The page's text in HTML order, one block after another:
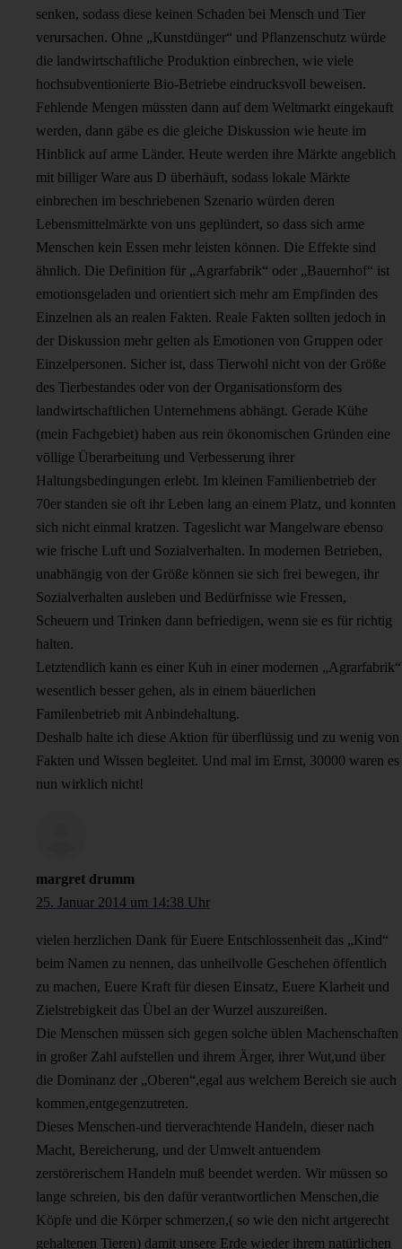
senken, sodass diese keinen Schaden bei Mensch und Tier
verursachen. Ohne „Kunstdünger“ und Pflanzenschutz würde
die landwirtschaftliche Produktion einbrechen, wie viele
hochsubventionierte Bio-Betriebe eindrucksvoll beweisen.
Fehlende Mengen müssten dann auf dem Weltmarkt eingekauft
werden, dann gäbe es die gleiche Diskussion wie heute im
Hinblick auf arme Länder. Heute werden ihre Märkte angeblich
mit billiger Ware aus D überhäuft, sodass lokale Märkte
einbrechen im beschriebenen Szenario würden deren
Lebensmittelmärkte von uns geplündert, so dass sich arme
Menschen kein Essen mehr leisten können. Die Effekte sind
ähnlich. Die Definition für „Agrarfabrik“ oder „Bauernhof“ ist
emotionsgeladen und orientiert sich mehr am Empfinden des
Einzelnen als an realen Fakten. Reale Fakten sollten jedoch in
der Diskussion mehr gelten als Emotionen von Gruppen oder
Einzelpersonen. Sicher ist, dass Tierwohl nicht von der Größe
des Tierbestandes oder von der Organisationsform des
landwirtschaftlichen Unternehmens abhängt. Gerade Kühe
(mein Fachgebiet) haben aus rein ökonomischen Gründen eine
völlige Überarbeitung und Verbesserung ihrer
Haltungsbedingungen erlebt. Im kleinen Familienbetrieb der
70er standen sie oft ihr Leben lang an einem Platz, und konnten
sich nicht einmal kratzen. Tageslicht war Mangelware ebenso
wie frische Luft und Sozialverhalten. In modernen Betrieben,
unabhängig von der Größe können sie sich frei bewegen, ihr
Sozialverhalten ausleben und Bedürfnisse wie Fressen,
Scheuern und Trinken dann befriedigen, wenn sie es für richtig
halten.
Letztendlich kann es einer Kuh in einer modernen „Agrarfabrik“
wesentlich besser gehen, als in einem bäuerlichen
Familenbetrieb mit Anbindehaltung.
Deshalb halte ich diese Aktion für überflüssig und zu wenig von
Fakten und Wissen begleitet. Und mal im Ernst, 30000 waren es
nun wirklich nicht!
margret drumm
25. Januar 2014 um 14:38 Uhr
vielen herzlichen Dank für Euere Entschlossenheit das „Kind“
beim Namen zu nennen, das unheilvolle Geschehen öffentlich
zu machen, Euere Kraft für diesen Einsatz, Euere Klarheit und
Zielstrebigkeit das Übel an der Wurzel auszureißen.
Die Menschen müssen sich gegen solche üblen Machenschaften
in großer Zahl aufstellen und ihrem Ärger, ihrer Wut,und über
die Dominanz der „Oberen“,egal aus welchem Bereich sie auch
kommen,entgegenzutreten.
Dieses Menschen-und tierverachtende Handeln, dieser nach
Macht, Bereicherung, und der Umwelt antuendem
zerstörerischem Handeln muß beendet werden. Wir müssen so
lange schreien, bis den dafür verantwortlichen Menschen,die
Köpfe und die Körper schmerzen,( so wie den nicht artgerecht
gehaltenen Tieren) damit unsere Erde wieder ihrem natürlichen